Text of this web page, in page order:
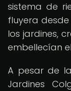
sistema de
fluyera
los jardines,
embellecían
A pesar de
Jardines